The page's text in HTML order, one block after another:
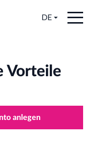
DE
Vorteile
anlegen